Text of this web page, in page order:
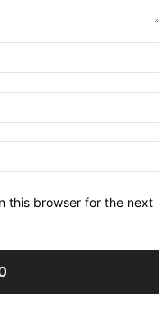
this browser for the next